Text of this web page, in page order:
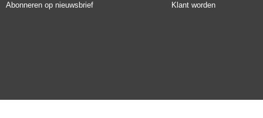
Abonneren op nieuwsbrief Klant worden